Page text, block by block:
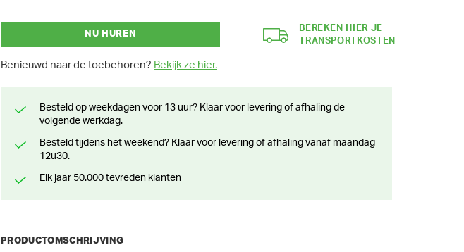
NU HUREN
Benieuwd naar de toebehoren? Bekijk ze hier.
BEREKEN HIER JE
TRANSPORTKOSTEN
Besteld op weekdagen voor 13 uur? Klaar voor levering of afhaling de
volgende werkdag.
Besteld tijdens het weekend? Klaar voor levering of afhaling vanaf maandag
12u30.
Elk jaar 50.000 tevreden klanten
PRODUCTOMSCHRIJVING